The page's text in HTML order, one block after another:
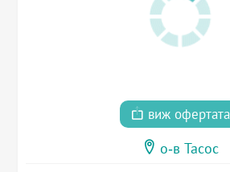
виж офертата
о-в Тасос